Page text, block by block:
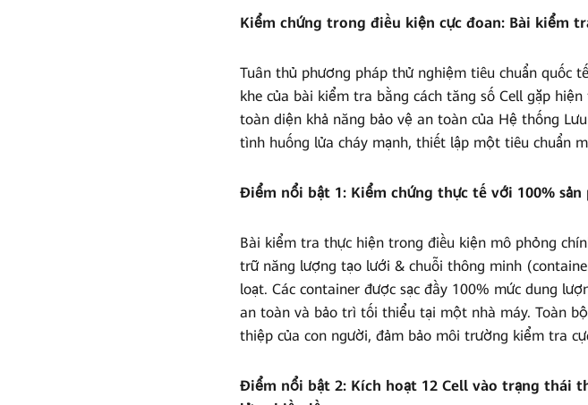
Kiểm chứng trong điều kiện cực đoan: Bài kiểm
Tuân thủ phương pháp thử nghiệm tiêu chuẩn quốc
khe của bài kiểm tra bằng cách tăng số Cell gặp
toàn diện khả năng bảo vệ an toàn của Hệ thống
tình huống lửa cháy mạnh, thiết lập một tiêu chuẩn
Điểm nổi bật 1: Kiểm chứng thực tế với 100% sản
Bài kiểm tra thực hiện trong điều kiện mô phỏng
trữ năng lượng tạo lưới & chuỗi thông minh
loạt. Các container được sạc đầy 100% mức dung
an toàn và bảo trì tối thiểu tại một nhà máy. Toàn
thiệp của con người, đảm bảo môi trường kiểm tra
Điểm nổi bật 2: Kích hoạt 12 Cell vào trạng thái